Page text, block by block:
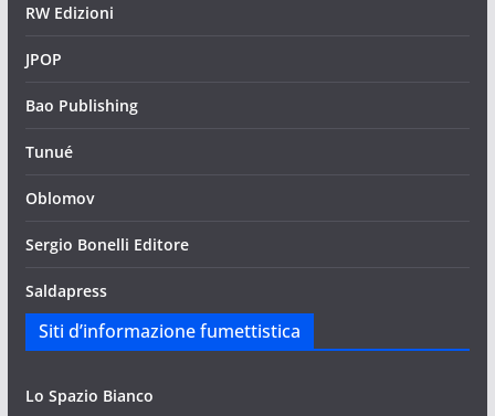
RW Edizioni
JPOP
Bao Publishing
Tunué
Oblomov
Sergio Bonelli Editore
Saldapress
Siti d’informazione fumettistica
Lo Spazio Bianco